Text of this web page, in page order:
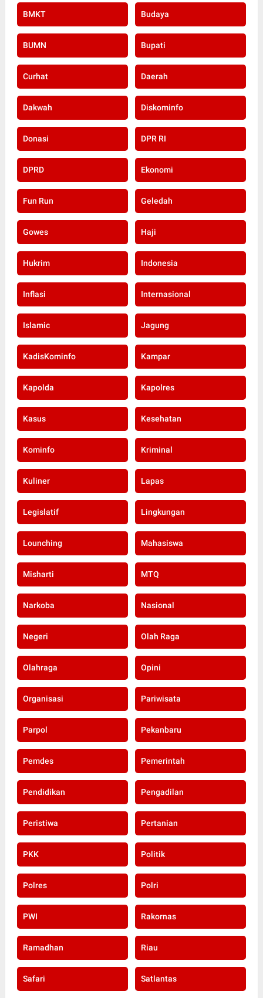
BMKT Budaya
BUMN Bupati
Curhat Daerah
Dakwah Diskominfo
Donasi DPR RI
DPRD Ekonomi
Fun Run Geledah
Gowes Haji
Hukrim Indonesia
Inflasi Internasional
Islamic Jagung
KadisKominfo Kampar
Kapolda Kapolres
Kasus Kesehatan
Kominfo Kriminal
Kuliner Lapas
Legislatif Lingkungan
Lounching Mahasiswa
Misharti MTQ
Narkoba Nasional
Negeri Olah Raga
Olahraga Opini
Organisasi Pariwisata
Parpol Pekanbaru
Pemdes Pemerintah
Pendidikan Pengadilan
Peristiwa Pertanian
PKK Politik
Polres Polri
PWI Rakornas
Ramadhan Riau
Safari Satlantas